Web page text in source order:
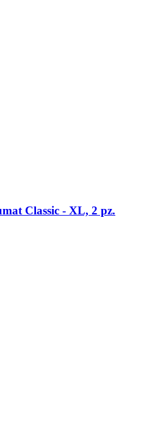
Classic -​ XL, 2 pz.